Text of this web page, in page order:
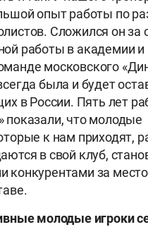
опыт работы по
Сложился он за
работы в академии и
московского
была и будет
в России. Пять лет
показали, что молодые
к нам приходят,
в свой клуб,
конкурентами за
молодые игроки